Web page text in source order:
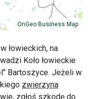
OnGeo Business Map
łowieckich, na
Koło łowieckie
Bartoszyce. Jeżeli w
zwierzyna
, zgłoś szkodę do